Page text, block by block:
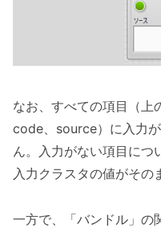
なお、すべての項目（上
code、source）に入力
ん。入力がない項目につ
入力クラスタの値がその
一方で、「バンドル」の